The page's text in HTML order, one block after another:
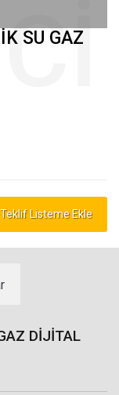
SU GAZ
Teklif Listeme Ekle
DİJİTAL